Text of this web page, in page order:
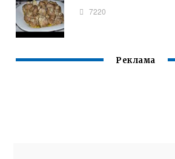
7220
Реклама